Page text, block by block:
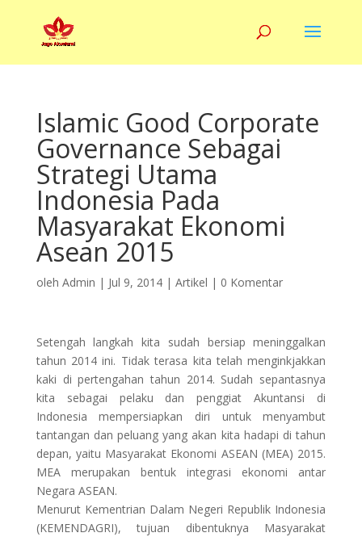
Islamic Good Corporate
Governance Sebagai
Strategi Utama
Indonesia Pada
Masyarakat Ekonomi
Asean 2015
oleh Admin | Jul 9, 2014| Artikel | 0 Komentar
Setengah langkah kita sudah bersiap meninggalkan
tahun 2014 ini. Tidak terasa kita telah menginkjakkan
kaki di pertengahan tahun 2014. Sudah sepantasnya
kita sebagai pelaku dan penggiat Akuntansi di
Indonesia mempersiapkan diri untuk menyambut
tantangan dan peluang yang akan kita hadapi di tahun
depan, yaitu Masyarakat Ekonomi ASEAN (MEA) 2015.
MEA merupakan bentuk integrasi ekonomi antar
Negara ASEAN.
Menurut Kementrian Dalam Negeri Republik Indonesia
(KEMENDAGRI), tujuan dibentuknya Masyarakat